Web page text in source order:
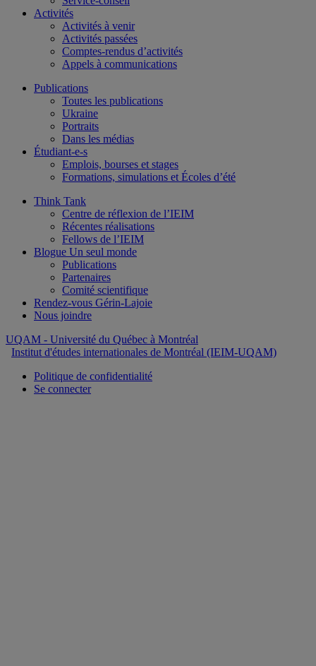
Activités
Activités à venir
Activités passées
Comptes-rendus d’activités
Appels à communications
Publications
Toutes les publications
Ukraine
Portraits
Dans les médias
Étudiant-e-s
Emplois, bourses et stages
Formations, simulations et Écoles d’été
Think Tank
Centre de réflexion de l’IEIM
Récentes réalisations
Fellows de l’IEIM
Blogue Un seul monde
Publications
Partenaires
Comité scientifique
Rendez-vous Gérin-Lajoie
Nous joindre
UQAM - Université du Québec à Montréal
Institut d'études internationales de Montréal (IEIM-UQAM)
Politique de confidentialité
Se connecter